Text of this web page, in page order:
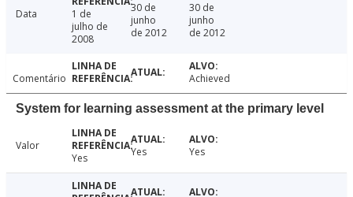
Data
1 de
julho de
2008
30 de
junho
de 2012
30 de
junho
de 2012
Comentário Achieved
System for learning assessment at the primary level
Valor
Yes
Yes Yes